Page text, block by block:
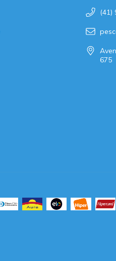
(41)
675